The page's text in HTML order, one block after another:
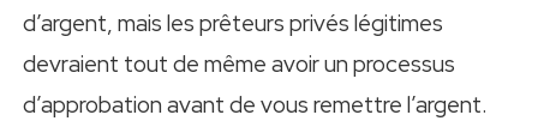
d’argent, mais les prêteurs privés légitimes
devraient tout de même avoir un processus
d’approbation avant de vous remettre l’argent.